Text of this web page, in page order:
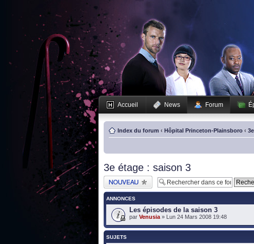
Accueil News Forum
Index du forum ‹ Hôpital Princeton-Plainsboro ‹
3e étage : saison 3
Publier un nouveau
sujet
ANNONCES
Les épisodes de la saison 3
par Venusia » Lun 24 Mars 2008 19:48
SUJETS